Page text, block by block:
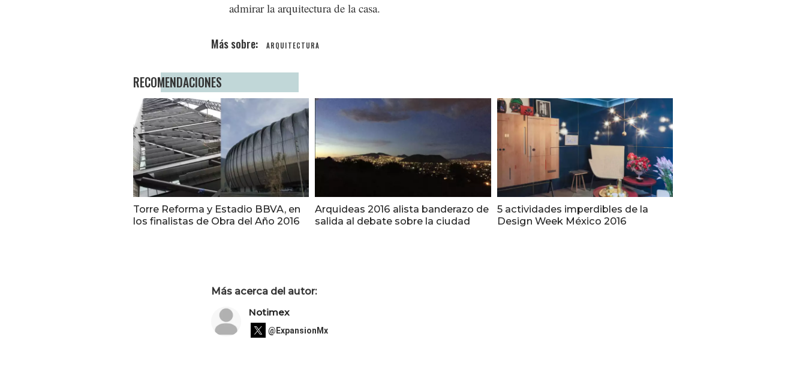
admirar la arquitectura de la casa.
ARQUITECTURA
RECOMENDACIONES
Torre Reforma y Estadio BBVA, en
los finalistas de Obra del Año 2016
Arquideas 2016 alista banderazo de
salida al debate sobre la ciudad
5 actividades imperdibles de la
Design Week México 2016
Más acerca del autor:
Notimex
@ExpansionMx